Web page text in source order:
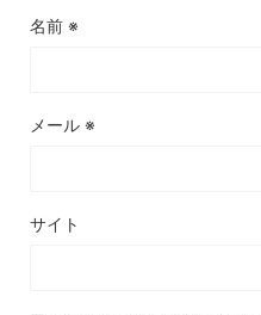
名前 ※
メール ※
サイト